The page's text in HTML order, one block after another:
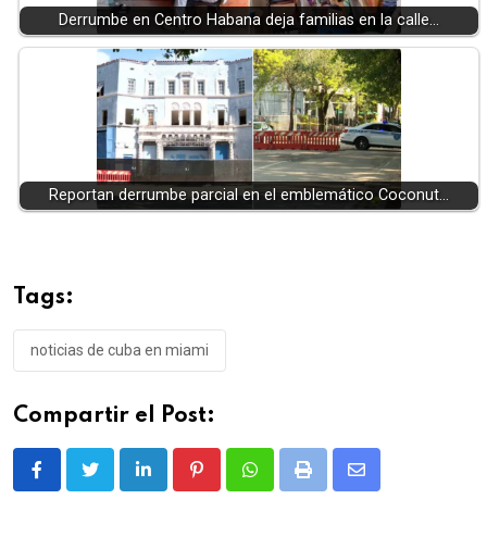
Derrumbe en Centro Habana deja familias en la calle…
Reportan derrumbe parcial en el emblemático Coconut…
Tags:
noticias de cuba en miami
Compartir el Post:
LinkedIn PinterestWhatsappPrint
Share